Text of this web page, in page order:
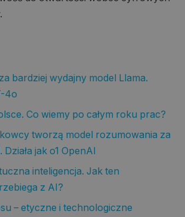
bardziej wydajny model Llama.
4o
Co wiemy po całym roku prac?
tworzą model rozumowania za
jak o1 OpenAI
inteligencja. Jak ten
z AI?
– etyczne i technologiczne